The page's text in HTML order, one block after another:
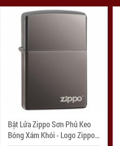
Bật Lửa Zippo Sơn Phủ Keo
Bóng Xám Khói - Logo Zippo